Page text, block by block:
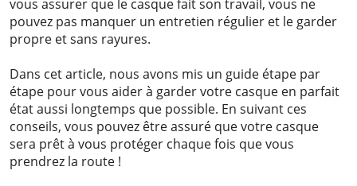
vous assurer que le casque fait son travail, vous ne
pouvez pas manquer un entretien régulier et le garder
propre et sans rayures.
Dans cet article, nous avons mis un guide étape par
étape pour vous aider à garder votre casque en parfait
état aussi longtemps que possible. En suivant ces
conseils, vous pouvez être assuré que votre casque
sera prêt à vous protéger chaque fois que vous
prendrez la route !